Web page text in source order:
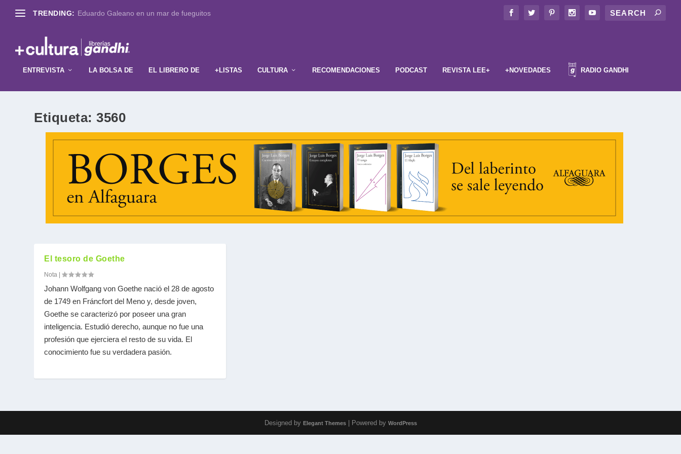
TRENDING: Eduardo Galeano en un mar de fueguitos
ENTREVISTA LA BOLSA DE EL LIBRERO DE +LISTAS CULTURA RECOMENDACIONES PODCAST REVISTA LEE+ +NOVEDADES RADIO GANDHI
Etiqueta:3560
El tesoro de Goethe
Nota |
Johann Wolfgang von Goethe nació el 28 de agosto
de 1749 en Fráncfort del Meno y, desde joven,
Goethe se caracterizó por poseer una gran
inteligencia. Estudió derecho, aunque no fue una
profesión que ejerciera el resto de su vida. El
conocimiento fue su verdadera pasión.
Designed by Elegant Themes| Powered by WordPress